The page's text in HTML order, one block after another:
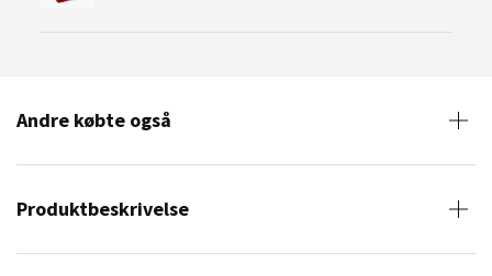
Andre købte også
Produktbeskrivelse